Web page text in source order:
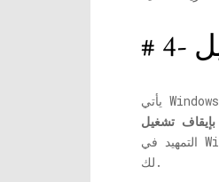
يأتي Windows 10 محملاً بخيار Fast Startup في لوحة التحكم الخاصة به. على الرغم من أنه من المفترض أن يساعد جهاز الكمبيوتر الخاص بك على التمهيد
التمهيد في Windows 10. من ناحية أخرى ، إذا تم تعطيل Fast Startup على جهاز الكمبيوتر الخاص بك ، فيمكنك محاولة تشغيله لمعرفة ما إذا كان ذلك مناسبًا
لك.